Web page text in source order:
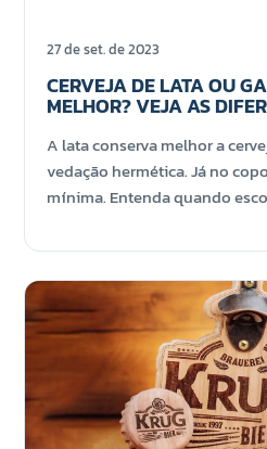
27 de set. de 2023
CERVEJA DE LATA OU
MELHOR? VEJA AS
A lata conserva melhor a
vedação hermética. Já no
mínima. Entenda quando